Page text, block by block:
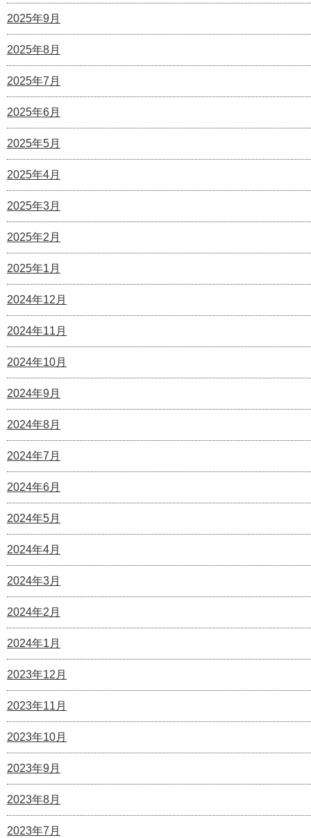
2025年9月
2025年8月
2025年7月
2025年6月
2025年5月
2025年4月
2025年3月
2025年2月
2025年1月
2024年12月
2024年11月
2024年10月
2024年9月
2024年8月
2024年7月
2024年6月
2024年5月
2024年4月
2024年3月
2024年2月
2024年1月
2023年12月
2023年11月
2023年10月
2023年9月
2023年8月
2023年7月